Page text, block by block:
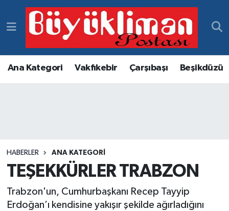
Ana Kategori Vakfıkebir Çarşıbaşı Beşikdüzü
HABERLER ANA KATEGORI
TEŞEKKÜRLER TRABZON
Trabzon'un, Cumhurbaşkanı Recep Tayyip
Erdoğan’ı kendisine yakışır şekilde ağırladığını
Vakfıkebir Hava Durumu
Vakfıkebir Trafik Yoğunluk Haritası
Haber Arşivi